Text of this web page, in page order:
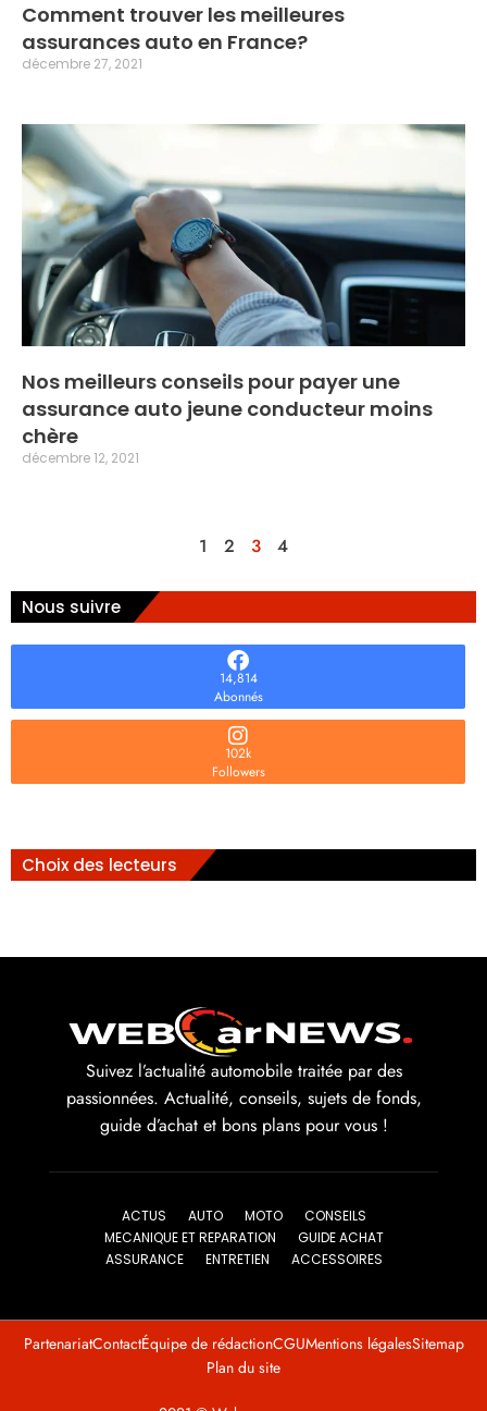
Comment trouver les meilleures
assurances auto en France?
décembre 27, 2021
Nos meilleurs conseils pour payer une
assurance auto jeune conducteur moins
chère
décembre 12, 2021
1 2 3 4
Nous suivre
14,814
Abonnés
102k
Followers
Choix des lecteurs
Suivez l’actualité automobile traitée par des
passionnées. Actualité, conseils, sujets de fonds,
guide d’achat et bons plans pour vous !
ACTUS AUTO MOTO
CONSEILS
MECANIQUE ET REPARATION
GUIDE ACHAT
ASSURANCE
ENTRETIEN ACCESSOIRES
PartenariatContactÉquipe de rédactionCGUMentions légalesSitemap
Plan du site